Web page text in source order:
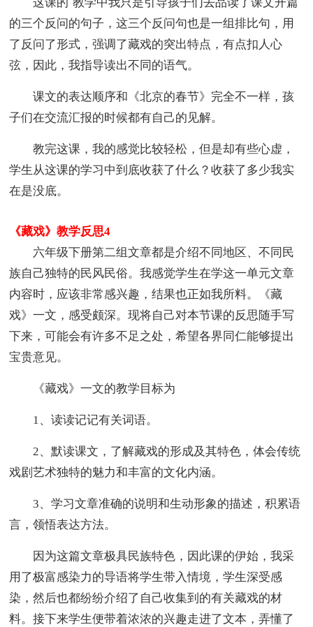
的三个反问的句子，这三个反问句也是一组排比句，用
了反问了形式，强调了藏戏的突出特点，有点扣人心
弦，因此，我指导读出不同的语气。
课文的表达顺序和《北京的春节》完全不一样，孩
子们在交流汇报的时候都有自己的见解。
教完这课，我的感觉比较轻松，但是却有些心虚，
学生从这课的学习中到底收获了什么？收获了多少我实
在是没底。
《藏戏》教学反思4
六年级下册第二组文章都是介绍不同地区、不同民
族自己独特的民风民俗。我感觉学生在学这一单元文章
内容时，应该非常感兴趣，结果也正如我所料。《藏
戏》一文，感受颇深。现将自己对本节课的反思随手写
下来，可能会有许多不足之处，希望各界同仁能够提出
宝贵意见。
《藏戏》一文的教学目标为
1、读读记记有关词语。
2、默读课文，了解藏戏的形成及其特色，体会传统
戏剧艺术独特的魅力和丰富的文化内涵。
3、学习文章准确的说明和生动形象的描述，积累语
言，领悟表达方法。
因为这篇文章极具民族特色，因此课的伊始，我采
用了极富感染力的导语将学生带入情境，学生深受感
染，然后也都纷纷介绍了自己收集到的有关藏戏的材
料。接下来学生便带着浓浓的兴趣走进了文本，弄懂了